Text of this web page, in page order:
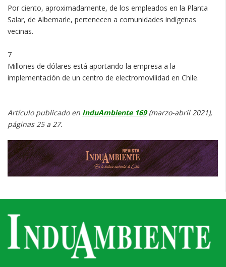
Por ciento, aproximadamente, de los empleados en la Planta
Salar, de Albemarle, pertenecen a comunidades indígenas
vecinas.
7
Millones de dólares está aportando la empresa a la
implementación de un centro de electromovilidad en Chile.
Artículo publicado en InduAmbiente 169(marzo-abril 2021),
páginas 25 a 27.